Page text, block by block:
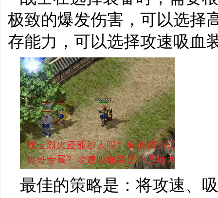
极致的爆发伤害，可以选择
存能力，可以选择攻速吸血
最佳的策略是：将攻速、